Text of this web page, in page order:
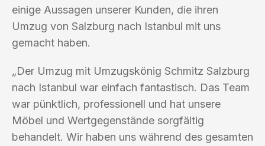
einige Aussagen unserer Kunden, die ihren
Umzug von Salzburg nach Istanbul mit uns
gemacht haben.
„Der Umzug mit Umzugskönig Schmitz Salzburg
nach Istanbul war einfach fantastisch. Das Team
war pünktlich, professionell und hat unsere
Möbel und Wertgegenstände sorgfältig
behandelt. Wir haben uns während des gesamten